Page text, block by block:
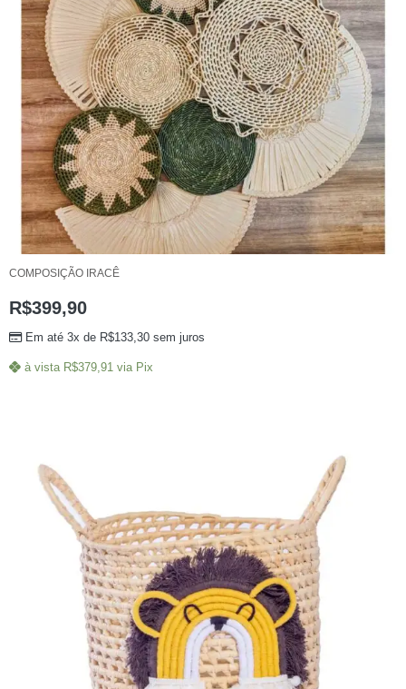
COMPOSIÇÃO IRACÊ
R$399,90
Em até 3x de R$133,30 sem juros
à vista R$379,91 via Pix